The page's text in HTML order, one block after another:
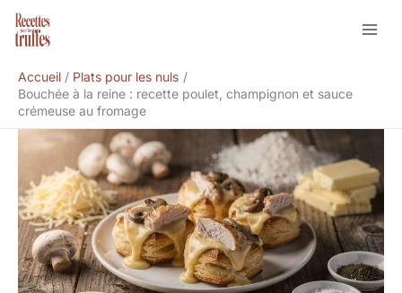
Aller
Accueil
Plats pour les nuls
Bouchée à la reine : recette poulet, champignon et sauce
crémeuse au fromage
Rechercher